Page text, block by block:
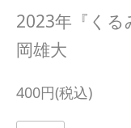
2023年『くる
岡雄大
400円(税込)